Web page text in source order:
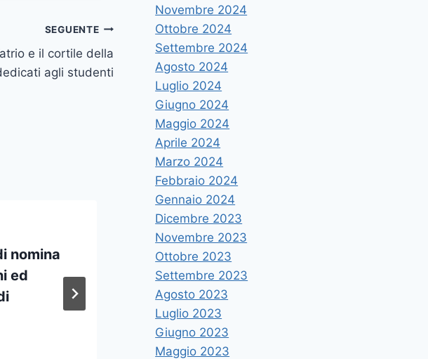
SEGUENTE
e il cortile della
agli studenti
nomina
ed
Corso intensivo di formazione
per la qualifica di “Educatore
professionale socio-
pedagogico”
vruggeri
Novembre 2024
Ottobre 2024
Settembre 2024
Agosto 2024
Luglio 2024
Giugno 2024
Maggio 2024
Aprile 2024
Marzo 2024
Febbraio 2024
Gennaio 2024
Dicembre 2023
Novembre 2023
Ottobre 2023
Settembre 2023
Agosto 2023
Luglio 2023
Giugno 2023
Maggio 2023